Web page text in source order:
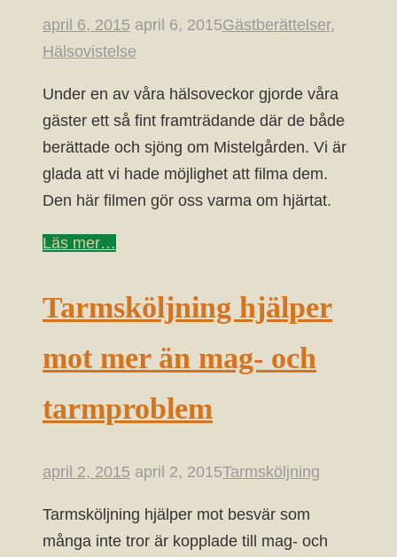
april 6, 2015 april 6, 2015Gästberättelser,
Hälsovistelse
Under en av våra hälsoveckor gjorde våra
gäster ett så fint framträdande där de både
berättade och sjöng om Mistelgården. Vi är
glada att vi hade möjlighet att filma dem.
Den här filmen gör oss varma om hjärtat.
Läs mer…
Tarmsköljning hjälper
mot mer än mag- och
tarmproblem
april 2, 2015 april 2, 2015Tarmsköljning
Tarmsköljning hjälper mot besvär som
många inte tror är kopplade till mag- och